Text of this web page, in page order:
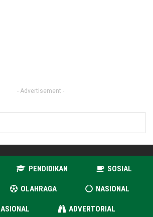
- Advertisement -
PENDIDIKAN SOSIAL
OLAHRAGA NASIONAL
ADVERTORIAL